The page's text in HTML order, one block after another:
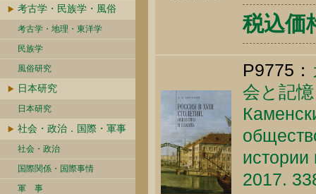
考古学・民族学・風俗
考古学・地理・東洋学
民族学
風俗研究
日本研究
日本研究
社会・政治．国際・軍事
社会・政治
国際関係・国際事情
軍 事
税込価
P9775：
会と記
2017.